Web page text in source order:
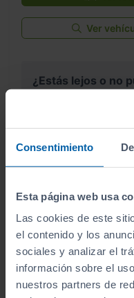
Consentimiento
Esta página web usa
Las cookies de este
el contenido y los
sociales y analizar el
información sobre el
nuestros partners de
Ver
¿Estás lejos o no
Pruébalo en
Te lo
punto de la
¿Por qué